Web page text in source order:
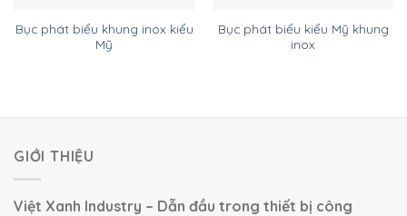
Bục phát biểu khung inox kiểu
Mỹ
Bục phát biểu kiểu Mỹ khung
inox
GIỚI THIỆU
Việt Xanh Industry – Dẫn đầu trong thiết bị công